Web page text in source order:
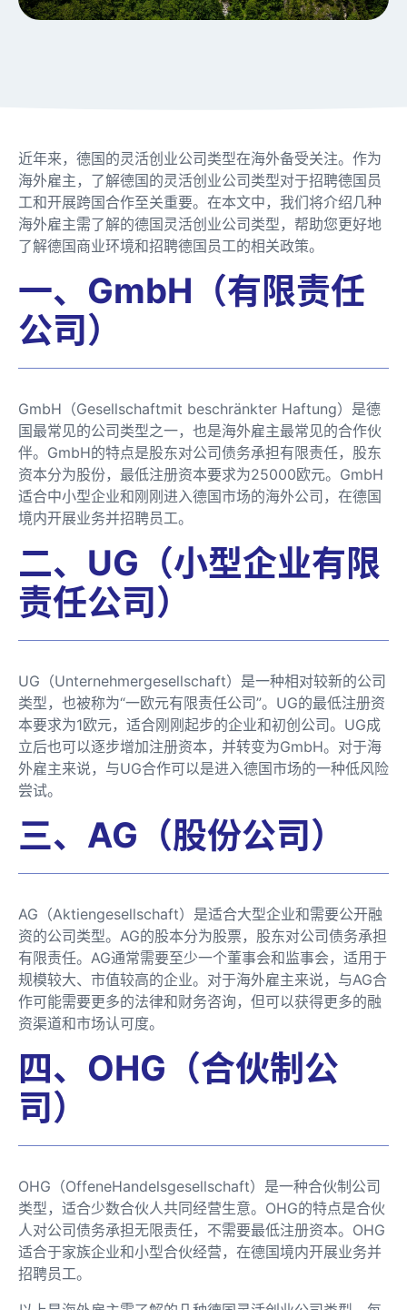
近年来，德国的灵活创业公司类型在海外备受关注。作为
海外雇主，了解德国的灵活创业公司类型对于招聘德国员
工和开展跨国合作至关重要。在本文中，我们将介绍几种
海外雇主需了解的德国灵活创业公司类型，帮助您更好地
了解德国商业环境和招聘德国员工的相关政策。
一、GmbH（有限责任
公司）
GmbH（Gesellschaftmit beschränkter Haftung）是德
国最常见的公司类型之一，也是海外雇主最常见的合作伙
伴。GmbH的特点是股东对公司债务承担有限责任，股东
资本分为股份，最低注册资本要求为25000欧元。GmbH
适合中小型企业和刚刚进入德国市场的海外公司，在德国
境内开展业务并招聘员工。
二、UG（小型企业有限
责任公司）
UG（Unternehmergesellschaft）是一种相对较新的公司
类型，也被称为“一欧元有限责任公司”。UG的最低注册资
本要求为1欧元，适合刚刚起步的企业和初创公司。UG成
立后也可以逐步增加注册资本，并转变为GmbH。对于海
外雇主来说，与UG合作可以是进入德国市场的一种低风险
尝试。
三、AG（股份公司）
AG（Aktiengesellschaft）是适合大型企业和需要公开融
资的公司类型。AG的股本分为股票，股东对公司债务承担
有限责任。AG通常需要至少一个董事会和监事会，适用于
规模较大、市值较高的企业。对于海外雇主来说，与AG合
作可能需要更多的法律和财务咨询，但可以获得更多的融
资渠道和市场认可度。
四、OHG（合伙制公
司）
OHG（OffeneHandelsgesellschaft）是一种合伙制公司
类型，适合少数合伙人共同经营生意。OHG的特点是合伙
人对公司债务承担无限责任，不需要最低注册资本。OHG
适合于家族企业和小型合伙经营，在德国境内开展业务并
招聘员工。